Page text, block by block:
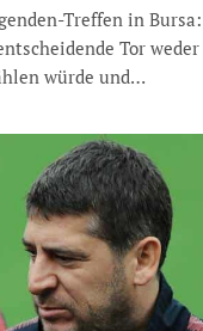
Treffen in
Tor
würde und…